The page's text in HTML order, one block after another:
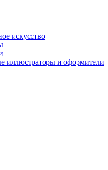
искусство
иллюстраторы и оформители